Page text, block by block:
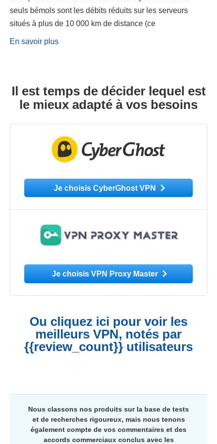
seuls bémols sont les débits réduits sur les serveurs
situés à plus de 10 000 km de distance (ce
En savoir plus
Il est temps de décider lequel est
le mieux adapté à vos besoins
Je choisis CyberGhost VPN
Je choisis VPN Proxy Master
Ou cliquez ici pour voir les
meilleurs VPN, notés par
{{review_count}} utilisateurs
Nous classons nos produits sur la base de tests
et de recherches rigoureux, mais nous tenons
également compte de vos commentaires et des
accords commerciaux conclus avec les